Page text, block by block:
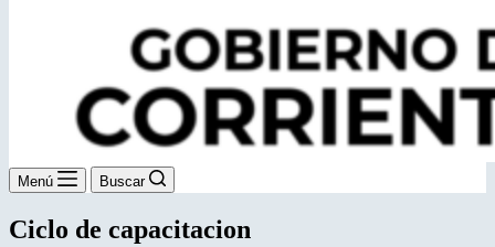
Menú Buscar
Ciclo de capacitacion